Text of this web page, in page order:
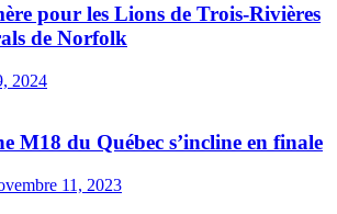
pour les Lions de Trois-Rivières
de Norfolk
2024
M18 du Québec s’incline en finale
11, 2023